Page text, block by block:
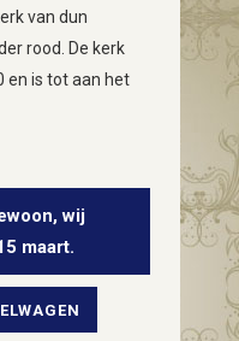
van dun
rood. De kerk
en is tot aan het
wij
maart.